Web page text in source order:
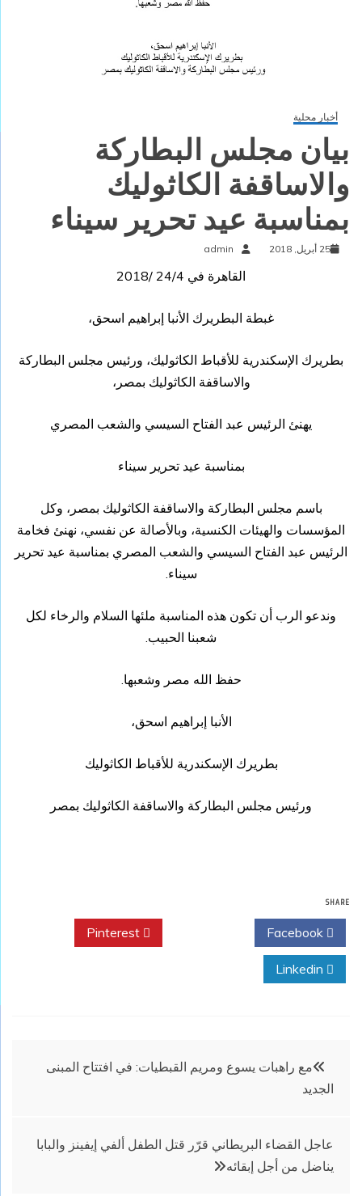
أخبار محلية
بيان مجلس البطاركة
والاساقفة الكاثوليك
بمناسبة عيد تحرير سيناء
25 أبريل, 2018 admin
القاهرة في 24/4 /2018
غبطة البطريرك الأنبا إبراهيم اسحق،
بطريرك الإسكندرية للأقباط الكاثوليك، ورئيس مجلس البطاركة
والاساقفة الكاثوليك بمصر،
يهنئ الرئيس عبد الفتاح السيسي والشعب المصري
بمناسبة عيد تحرير سيناء
باسم مجلس البطاركة والاساقفة الكاثوليك بمصر، وكل
المؤسسات والهيئات الكنسية، وبالأصالة عن نفسي، نهنئ فخامة
الرئيس عبد الفتاح السيسي والشعب المصري بمناسبة عيد تحرير
سيناء.
وندعو الرب أن تكون هذه المناسبة ملئها السلام والرخاء لكل
شعبنا الحبيب.
حفظ الله مصر وشعبها.
الأنبا إبراهيم اسحق،
بطريرك الإسكندرية للأقباط الكاثوليك
ورئيس مجلس البطاركة والاساقفة الكاثوليك بمصر
SHARE
تصفّح
المقالات
مع راهبات يسوع ومريم القبطيات: في افتتاح المبنى
الجديد
عاجل القضاء البريطاني قرّر قتل الطفل ألفي إيفينز والبابا
يناضل من أجل إبقائه